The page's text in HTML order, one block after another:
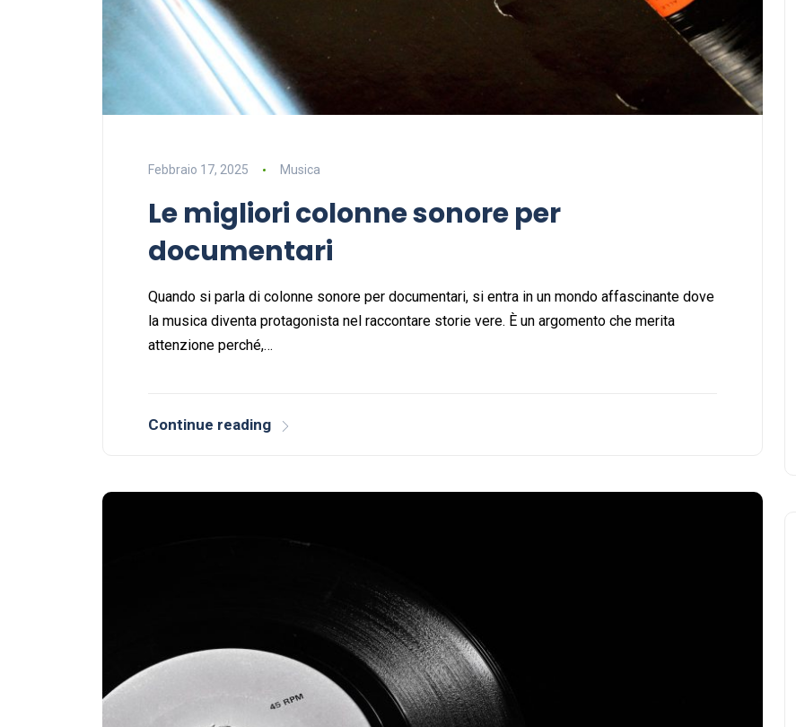
Febbraio 17, 2025 Musica
Le migliori colonne sonore per
documentari
Quando si parla di colonne sonore per documentari, si entra in un mondo affascinante dove
la musica diventa protagonista nel raccontare storie vere. È un argomento che merita
attenzione perché,…
Continue reading
Musicoterapia: un
approccio innovativo per la